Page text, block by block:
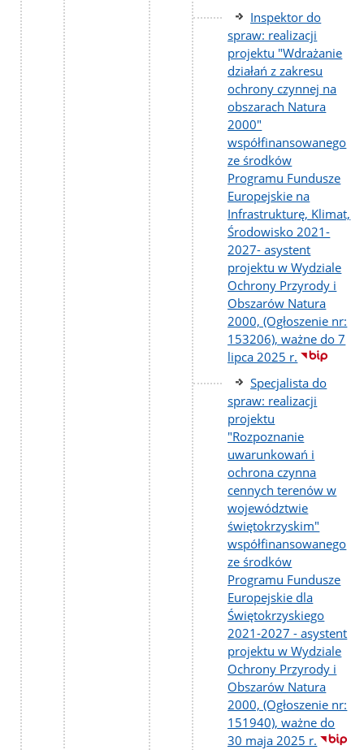
Inspektor do
spraw: realizacji
projektu "Wdrażanie
działań z zakresu
ochrony czynnej na
obszarach Natura
2000"
współfinansowanego
ze środków
Programu Fundusze
Europejskie na
Infrastrukturę, Klimat,
Środowisko 2021-
2027- asystent
projektu w Wydziale
Ochrony Przyrody i
Obszarów Natura
2000, (Ogłoszenie nr:
153206), ważne do 7
lipca 2025 r.
Specjalista do
spraw: realizacji
projektu
"Rozpoznanie
uwarunkowań i
ochrona czynna
cennych terenów w
województwie
świętokrzyskim"
współfinansowanego
ze środków
Programu Fundusze
Europejskie dla
Świętokrzyskiego
2021-2027 - asystent
projektu w Wydziale
Ochrony Przyrody i
Obszarów Natura
2000, (Ogłoszenie nr:
151940), ważne do
30 maja 2025 r.